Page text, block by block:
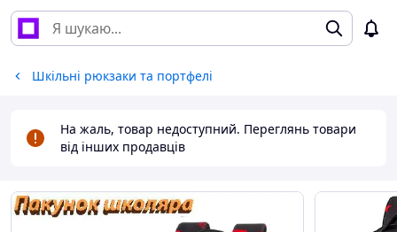
Шкільні рюкзаки та портфелі
На жаль, товар недоступний. Переглянь товари
від інших продавців